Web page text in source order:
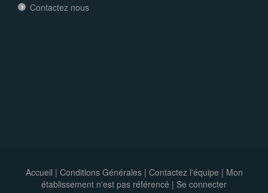
Contactez nous
Accueil | Conditions Générales| Contactez l'équipe | Mon
établissement n'est pas référencé | Se connecter